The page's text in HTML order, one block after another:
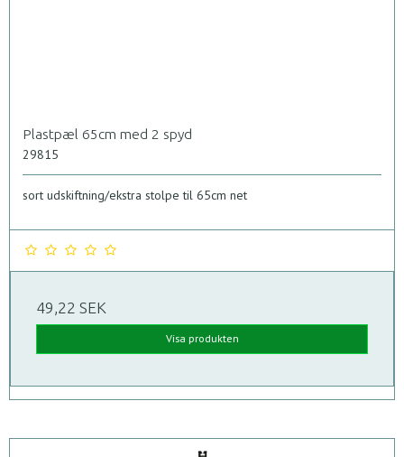
Plastpæl 65cm med 2 spyd
29815
sort udskiftning/ekstra stolpe til 65cm net
49,22 SEK
Visa produkten